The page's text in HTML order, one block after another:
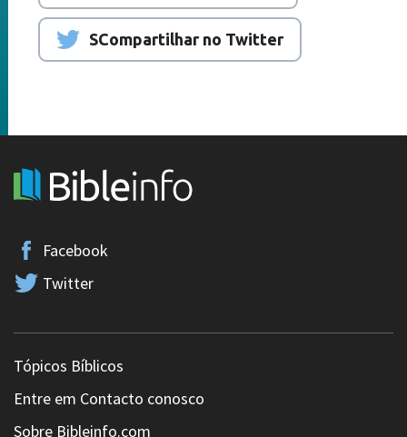
SCompartilhar no Twitter
Facebook
Twitter
Tópicos Bíblicos
Entre em Contacto conosco
Sobre Bibleinfo.com